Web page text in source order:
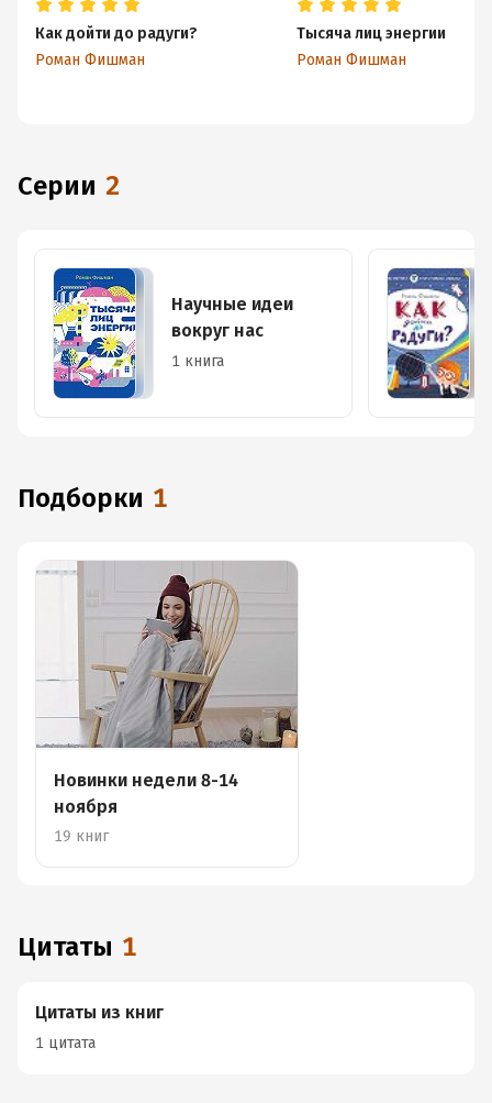
Как дойти до радуги?
Роман Фишман
Тысяча лиц энергии
Роман Фишман
Серии 2
Научные идеи
вокруг нас
1 книга
Подборки 1
Новинки недели 8-14
ноября
19 книг
Цитаты 1
Цитаты из книг
1 цитата